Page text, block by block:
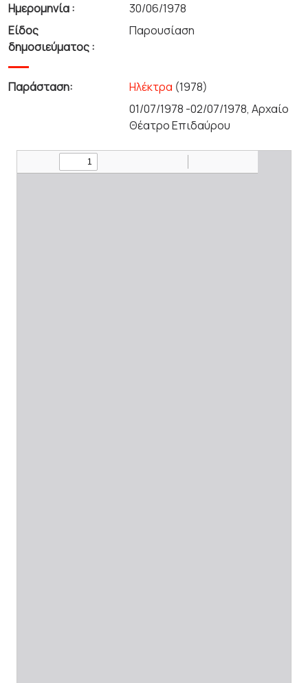
Ημερομηνία :
30/06/1978
Είδος
δημοσιεύματος :
Παρουσίαση
Παράσταση: Ηλέκτρα (1978)
01/07/1978 -02/07/1978, Αρχαίο
Θέατρο Επιδαύρου